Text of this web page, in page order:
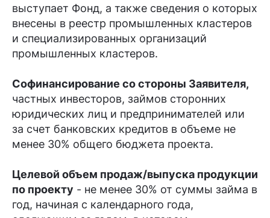
выступает Фонд, а также сведения о которых
внесены в реестр промышленных кластеров
и специализированных организаций
промышленных кластеров.
Софинансирование со стороны Заявителя,
частных инвесторов, займов сторонних
юридических лиц и предпринимателей или
за счет банковских кредитов в объеме не
менее 30% общего бюджета проекта.
Целевой объем продаж/выпуска продукции
по проекту - не менее 30% от суммы займа в
год, начиная с календарного года,